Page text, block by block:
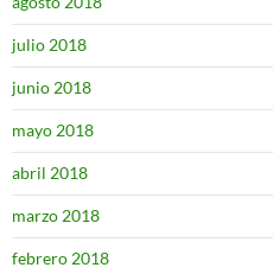
julio 2018
junio 2018
mayo 2018
abril 2018
marzo 2018
febrero 2018